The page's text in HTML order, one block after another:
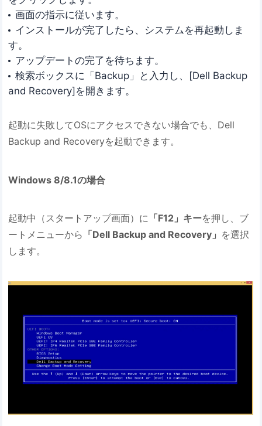
画面の指示に従います。
インストールが完了したら、システムを再起動しま
す。
アップデートの完了を待ちます。
検索ボックスに「Backup」と入力し、[Dell Backup
and Recovery]を開きます。
起動に失敗してOSにアクセスできない場合でも、Dell
Backup and Recoveryを起動できます。
Windows 8/8.1の場合
起動中（スタートアップ画面）に 「F12」キーを押し、ブ
ートメニューから 「Dell Backup and Recovery」 を選択
します。